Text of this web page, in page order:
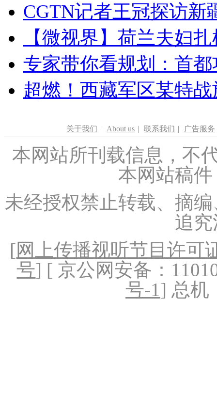
CGTN记者王冠探访新
【微视界】荷兰夫妇
专家带你看规划：首
超燃！西藏军区某特
关于我们 | About us | 联系我们 | 广告服务
本网站所刊载信息，不
本网站稿
未经授权禁止转载、摘
追
[网上传播视听节目许可
号] [ 京公网安备：
号-1] 总机